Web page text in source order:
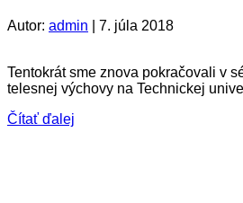
Autor: admin 7. júla 2018
Tentokrát sme znova pokračovali v
telesnej výchovy na Technickej
Čítať ďalej